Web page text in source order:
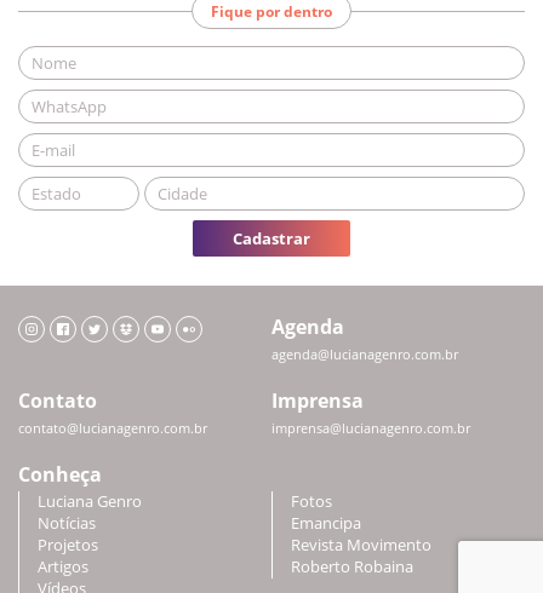
Fique por dentro
Cadastrar
Agenda
agenda@lucianagenro.com.br
Contato
contato@lucianagenro.com.br
Imprensa
imprensa@lucianagenro.com.br
Conheça
Luciana Genro
Notícias
Projetos
Artigos
Vídeos
Fotos
Emancipa
Revista Movimento
Roberto Robaina